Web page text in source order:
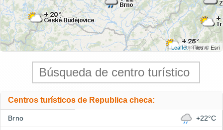
Leaflet| Tiles © Esri
Centros turísticos de Republica checa:
Brno +22°C